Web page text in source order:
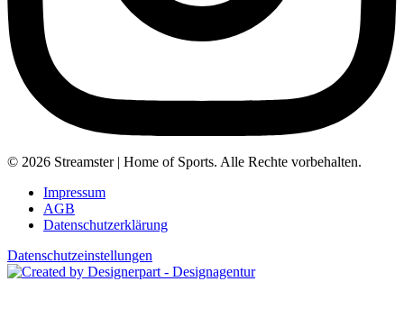
© 2026 Streamster | Home of Sports. Alle Rechte vorbehalten.
Impressum
AGB
Datenschutzerklärung
Datenschutzeinstellungen